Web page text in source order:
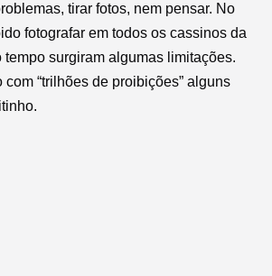
tirar fotos, nem pensar. No
fotografar em todos os cassinos da
tempo surgiram algumas limitações.
com “trilhões de proibições” alguns